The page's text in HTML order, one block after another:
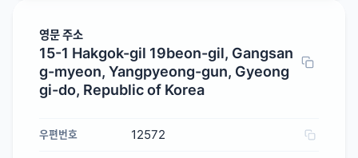
영문 주소
15-1 Hakgok-gil 19beon-gil, Gangsan
g-myeon, Yangpyeong-gun, Gyeong
gi-do, Republic of Korea
우편번호 12572